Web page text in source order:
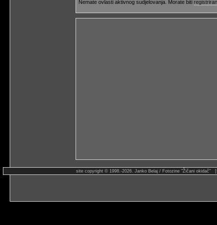
Nemate ovlasti aktivnog sudjelovanja. Morate biti
site copyright © 1998.-2026. Janko Belaj / Fotozine "Žičani okidač"